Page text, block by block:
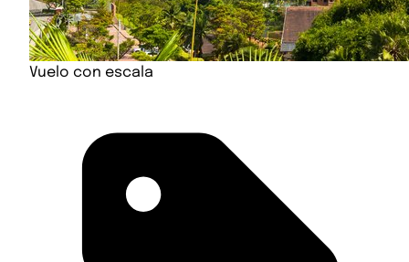
Vuelo con escala